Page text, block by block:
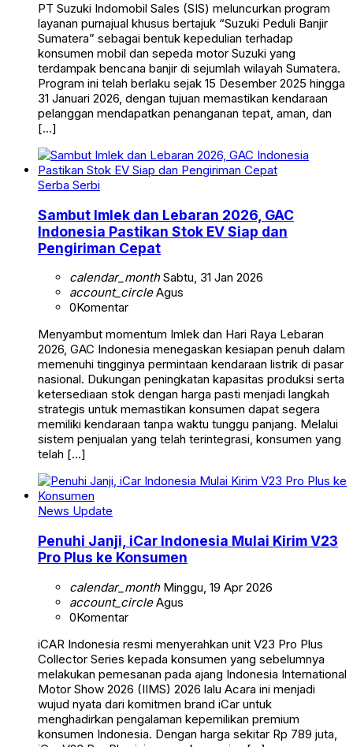
PT Suzuki Indomobil Sales (SIS) meluncurkan program
layanan purnajual khusus bertajuk “Suzuki Peduli Banjir
Sumatera” sebagai bentuk kepedulian terhadap
konsumen mobil dan sepeda motor Suzuki yang
terdampak bencana banjir di sejumlah wilayah Sumatera.
Program ini telah berlaku sejak 15 Desember 2025 hingga
31 Januari 2026, dengan tujuan memastikan kendaraan
pelanggan mendapatkan penanganan tepat, aman, dan
[…]
Serba Serbi
Sambut Imlek dan Lebaran 2026, GAC
Indonesia Pastikan Stok EV Siap dan
Pengiriman Cepat
calendar_monthSabtu, 31 Jan 2026
account_circleAgus
0Komentar
Menyambut momentum Imlek dan Hari Raya Lebaran
2026, GAC Indonesia menegaskan kesiapan penuh dalam
memenuhi tingginya permintaan kendaraan listrik di pasar
nasional. Dukungan peningkatan kapasitas produksi serta
ketersediaan stok dengan harga pasti menjadi langkah
strategis untuk memastikan konsumen dapat segera
memiliki kendaraan tanpa waktu tunggu panjang. Melalui
sistem penjualan yang telah terintegrasi, konsumen yang
telah […]
News Update
Penuhi Janji, iCar Indonesia Mulai Kirim V23
Pro Plus ke Konsumen
calendar_monthMinggu, 19 Apr 2026
account_circleAgus
0Komentar
iCAR Indonesia resmi menyerahkan unit V23 Pro Plus
Collector Series kepada konsumen yang sebelumnya
melakukan pemesanan pada ajang Indonesia International
Motor Show 2026 (IIMS) 2026 lalu Acara ini menjadi
wujud nyata dari komitmen brand iCar untuk
menghadirkan pengalaman kepemilikan premium
konsumen Indonesia. Dengan harga sekitar Rp 789 juta,